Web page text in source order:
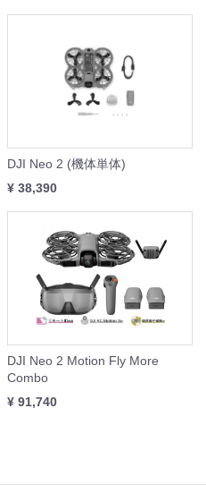
DJI Neo 2 (機体単体)
¥ 38,390
DJI Neo 2 Motion Fly More
Combo
¥ 91,740